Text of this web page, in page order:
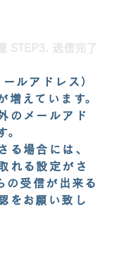
STEP3. 送信完了
ルアドレス）
増えています。
のメールアド
。
る場合には、
れる設定がさ
受信が出来る
をお願い致し